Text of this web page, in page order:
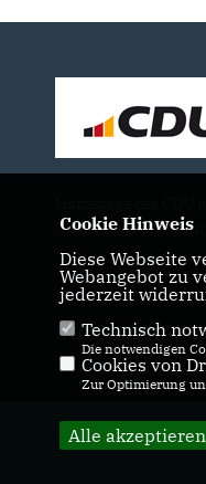
Charlottenburg-
IMPRESSUM
Cookie Hinweis
Diese Webseite
Webangebot zu
jederzeit
Technisch
Die notwendigen
Cookies von
Zur Optimierung
Alle akzeptieren